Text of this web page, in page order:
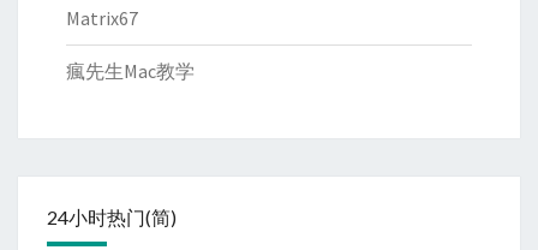
Matrix67
瘋先生Mac教学
24小时热门(简)